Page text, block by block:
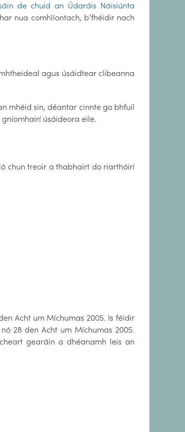
de chuid an Údaráis Náisiúnta
nua comhlíontach, b’fhéidir nach
agus úsáidtear clibeanna
mhéid sin, déantar cinnte go bhfuil
úsáideora eile.
chun treoir a thabhairt do riarthóirí
Acht um Míchumas 2005. Is féidir
28 den Acht um Míchumas 2005.
gearáin a dhéanamh leis an